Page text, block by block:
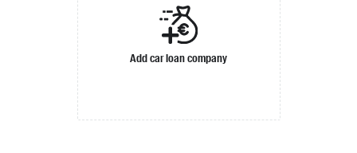
Add car loan company